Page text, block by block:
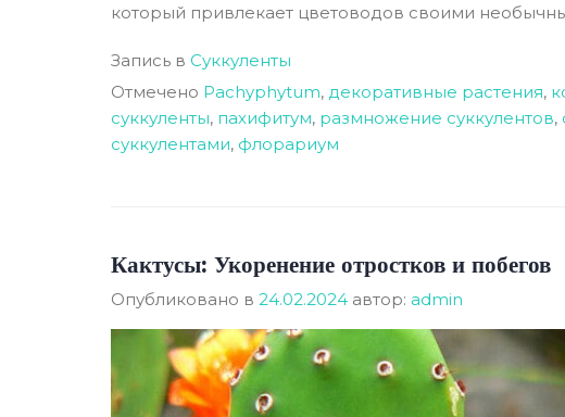
который привлекает цветоводов своими
Запись в Суккуленты
Отмечено Pachyphytum, декоративные растения,
суккуленты, пахифитум, размножение суккулентов,
суккулентами, флорариум
Кактусы: Укоренение отростков и побегов
Опубликовано в 24.02.2024 автор: admin